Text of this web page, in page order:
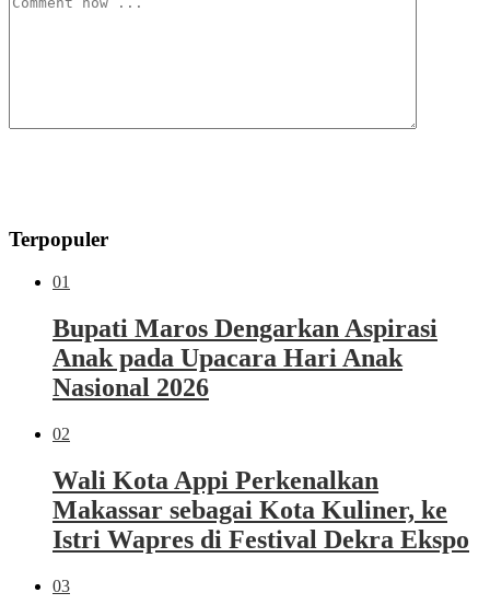
Terpopuler
01
Bupati Maros Dengarkan Aspirasi
Anak pada Upacara Hari Anak
Nasional 2026
02
Wali Kota Appi Perkenalkan
Makassar sebagai Kota Kuliner, ke
Istri Wapres di Festival Dekra Ekspo
03